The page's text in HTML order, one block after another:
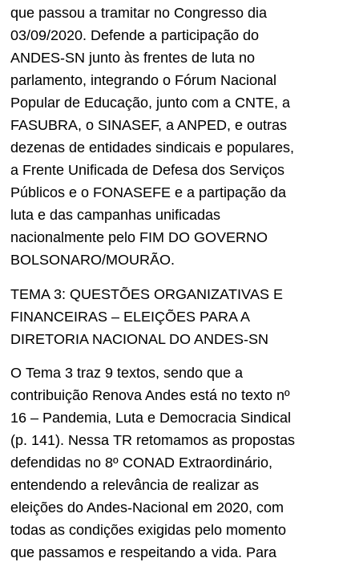
que passou a tramitar no Congresso dia
03/09/2020. Defende a participação do
ANDES-SN junto às frentes de luta no
parlamento, integrando o Fórum Nacional
Popular de Educação, junto com a CNTE, a
FASUBRA, o SINASEF, a ANPED, e outras
dezenas de entidades sindicais e populares,
a Frente Unificada de Defesa dos Serviços
Públicos e o FONASEFE e a partipação da
luta e das campanhas unificadas
nacionalmente pelo FIM DO GOVERNO
BOLSONARO/MOURÃO.
TEMA 3: QUESTÕES ORGANIZATIVAS E
FINANCEIRAS – ELEIÇÕES PARA A
DIRETORIA NACIONAL DO ANDES-SN
O Tema 3 traz 9 textos, sendo que a
contribuição Renova Andes está no texto nº
16 – Pandemia, Luta e Democracia Sindical
(p. 141). Nessa TR retomamos as propostas
defendidas no 8º CONAD Extraordinário,
entendendo a relevância de realizar as
eleições do Andes-Nacional em 2020, com
todas as condições exigidas pelo momento
que passamos e respeitando a vida. Para